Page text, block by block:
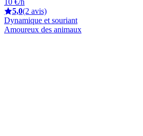
5,0(2 avis)
Dynamique et souriant
Amoureux des animaux